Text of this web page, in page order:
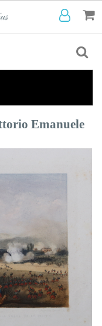
Emanuele